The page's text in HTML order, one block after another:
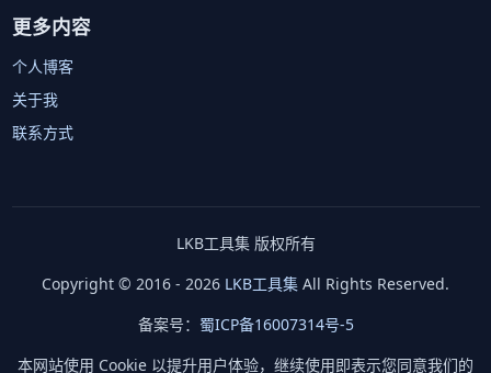
更多内容
个人博客
关于我
联系方式
LKB工具集 版权所有
Copyright © 2016 - 2026 LKB工具集 All Rights Reserved.
备案号： 蜀ICP备16007314号-5
本网站使用 Cookie 以提升用户体验，继续使用即表示您同意我们的